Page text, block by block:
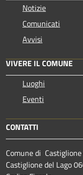
Notizie
Comunicati
Avvisi
VIVERE IL COMUNE
Luoghi
Eventi
CONTATTI
Comune di Castiglione
Castiglione del Lago